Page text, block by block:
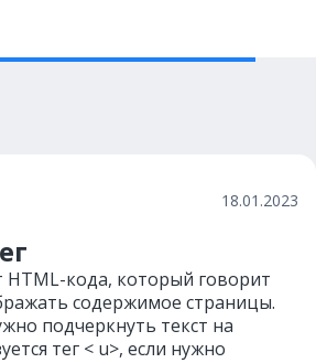
18.01.2023
HTML-кода, который говорит
содержимое страницы.
подчеркнуть текст на
тег < u>, если нужно